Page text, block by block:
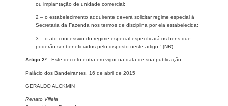
ou implantação de unidade comercial;
2 – o estabelecimento adquirente deverá solicitar regime especial à
Secretaria da Fazenda nos termos de disciplina por ela estabelecida;
3 – o ato concessivo do regime especial especificará os bens que
poderão ser beneficiados pelo disposto neste artigo.” (NR).
Artigo 2º - Este decreto entra em vigor na data de sua publicação.
Palácio dos Bandeirantes, 16 de abril de 2015
GERALDO ALCKMIN
Renato Villela